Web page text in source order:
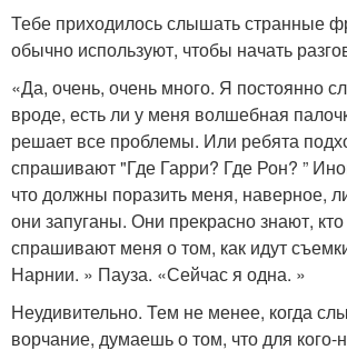
Тебе приходилось слышать странные
обычно используют, чтобы начать
«Да, очень, очень много. Я постоянно
вроде, есть ли у меня волшебная
решает все проблемы. Или ребята
спрашивают "Где Гарри? Где Рон? ”
что должны поразить меня, наверное,
они запуганы. Они прекрасно знают,
спрашивают меня о том, как идут
Нарнии. » Пауза. «Сейчас я одна. »
Неудивительно. Тем не менее, когда
ворчание, думаешь о том, что для кого-